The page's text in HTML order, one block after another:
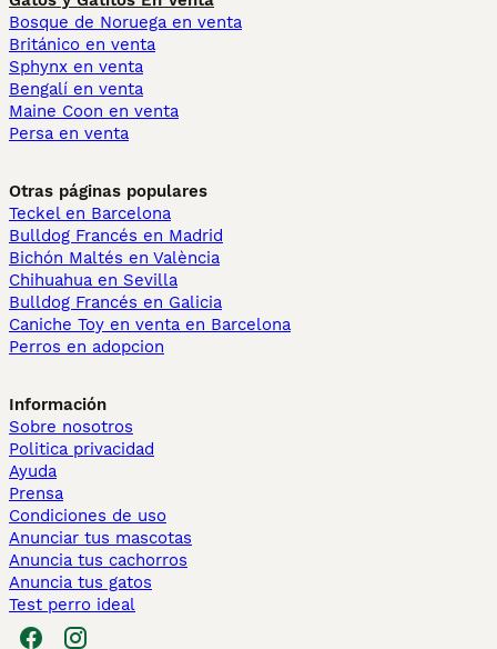
Bosque de Noruega en venta
Británico en venta
Sphynx en venta
Bengalí en venta
Maine Coon en venta
Persa en venta
Otras páginas populares
Teckel en Barcelona
Bulldog Francés en Madrid
Bichón Maltés en València
Chihuahua en Sevilla
Bulldog Francés en Galicia
Caniche Toy en venta en Barcelona
Perros en adopcion
Información
Sobre nosotros
Politica privacidad
Ayuda
Prensa
Condiciones de uso
Anunciar tus mascotas
Anuncia tus cachorros
Anuncia tus gatos
Test perro ideal